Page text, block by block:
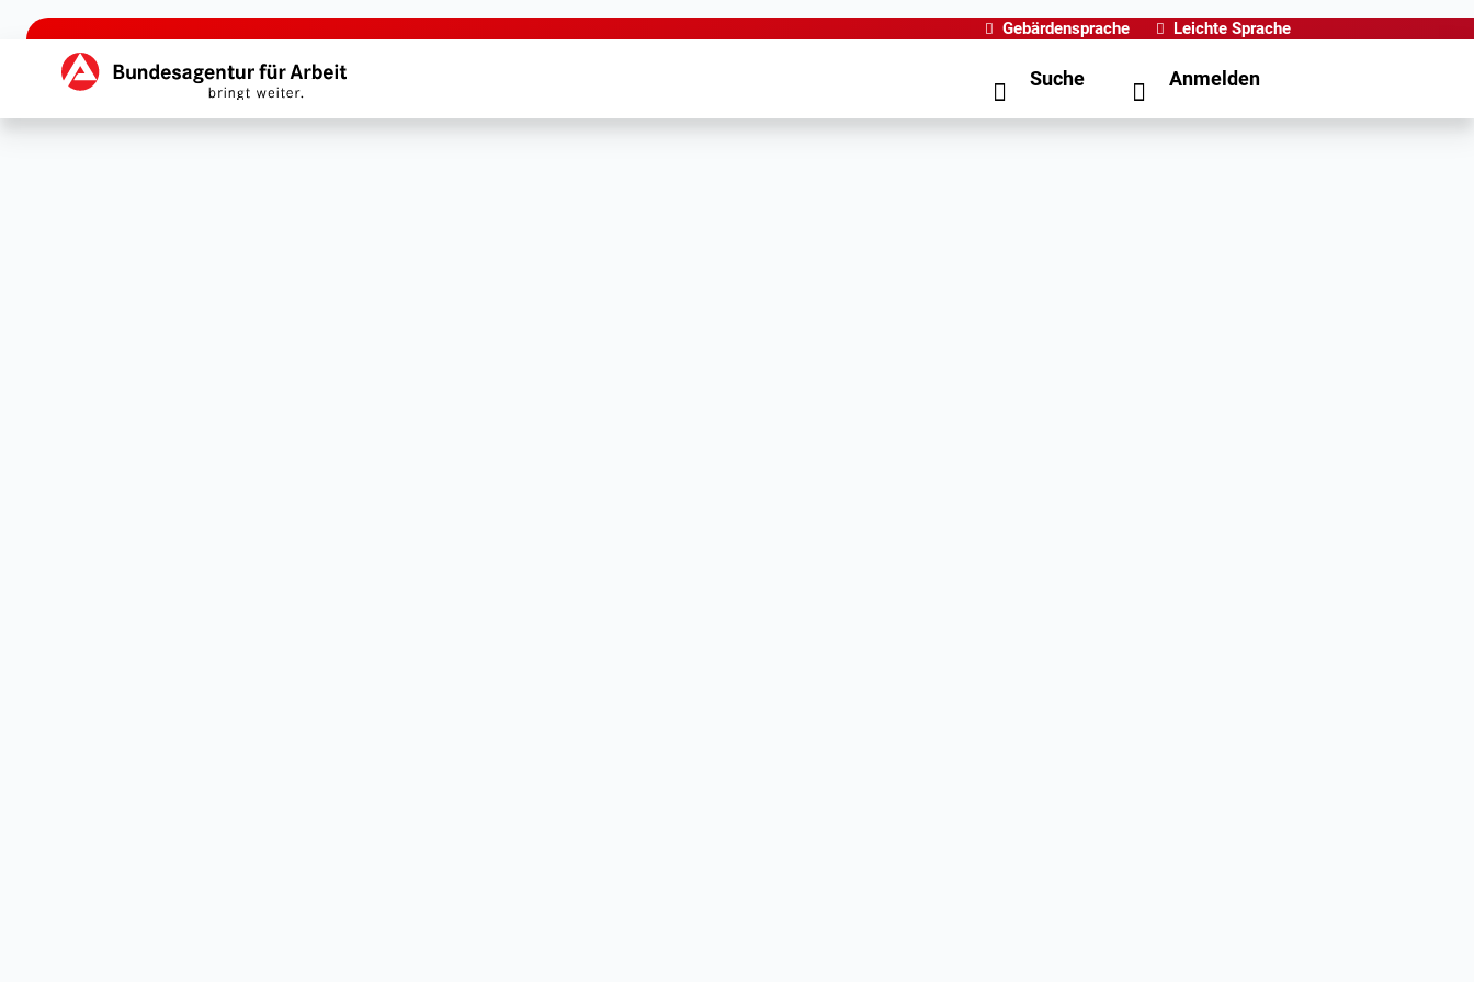
zu den Hauptinhalten springen
Gebärdensprache Leichte Sprache
Hauptnavigation Suche Anmelden